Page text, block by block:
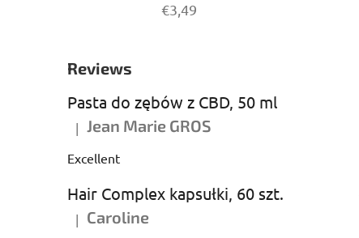
€3,49
Reviews
Pasta do zębów z CBD, 50 ml
Ocena produktu to 5 na 5 gwiazdek.
| Jean Marie GROS
Excellent
Hair Complex kapsułki, 60 szt.
Ocena produktu to 5 na 5 gwiazdek.
| Caroline